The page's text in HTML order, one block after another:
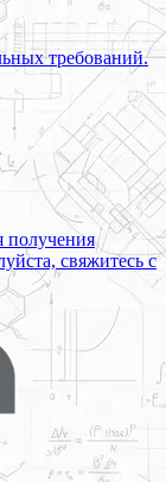
требований.
получения
свяжитесь с